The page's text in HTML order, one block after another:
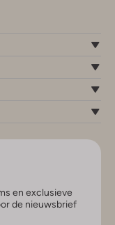
en exclusieve
de nieuwsbrief